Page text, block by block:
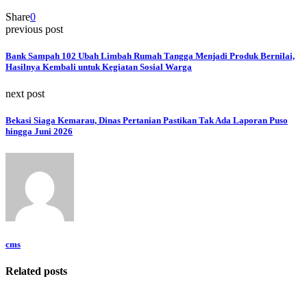
Share0
previous post
Bank Sampah 102 Ubah Limbah Rumah Tangga Menjadi Produk Bernilai,
Hasilnya Kembali untuk Kegiatan Sosial Warga
next post
Bekasi Siaga Kemarau, Dinas Pertanian Pastikan Tak Ada Laporan Puso
hingga Juni 2026
cms
Related posts